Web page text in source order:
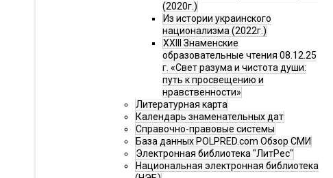
(2020г.)
Из истории украинского
национализма (2022г.)
XXIII Знаменские
образовательные чтения 08.12.25
г. «Свет разума и чистота души:
путь к просвещению и
нравственности»
Литературная карта
Календарь знаменательных дат
Справочно-правовые системы
База данных POLPRED.com Обзор СМИ
Электронная библиотека "ЛитРес"
Национальная электронная библиотека